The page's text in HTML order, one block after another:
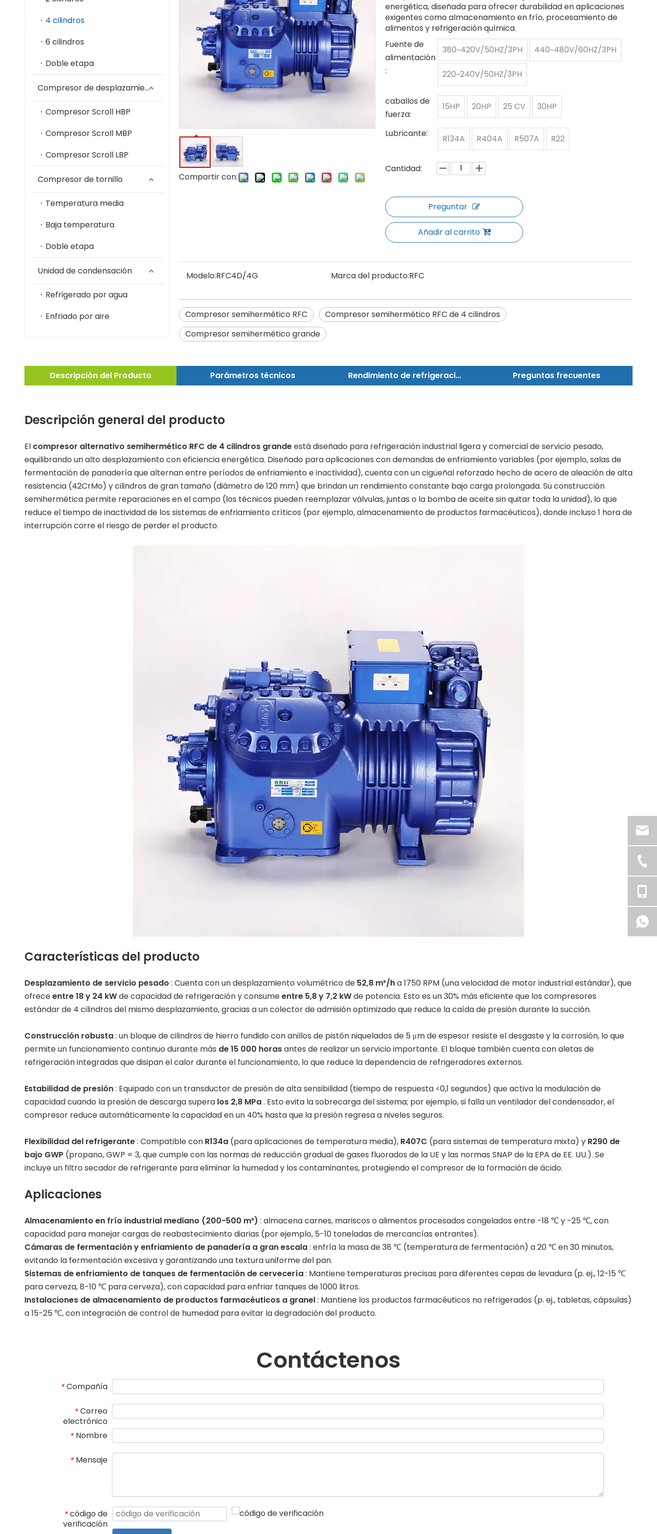
4 cilindros
6 cilindros
Doble etapa
Compresor de desplazamiento
Compresor Scroll HBP
Compresor Scroll MBP
Compresor Scroll LBP
Compresor de tornillo
Temperatura media
Baja temperatura
Doble etapa
Unidad de condensación
Refrigerado por agua
Enfriado por aire
Compartir con:
energética, diseñada para ofrecer durabilidad en aplicaciones
exigentes como almacenamiento en frío, procesamiento de
alimentos y refrigeración química.
Fuente de
alimentación
:
380~420V/50HZ/3PH 440~480V/60HZ/3PH
220~240V/50HZ/3PH
caballos de
fuerza:
15HP 20HP 25 CV 30HP
Lubricante: R134A R404A R507A R22
Cantidad:
Preguntar
Añadir al carrito
Modelo:RFC4D/4G Marca del producto:RFC
Compresor semihermético RFC
Compresor semihermético RFC de 4 cilindros
Compresor semihermético grande
Descripción del Producto Parámetros técnicos Rendimiento de refrigeración Preguntas frecuentes
Descripción general del producto
El compresor alternativo semihermético RFC de 4 cilindros grandeestá diseñado para refrigeración industrial ligera y comercial de servicio pesado,
equilibrando un alto desplazamiento con eficiencia energética. Diseñado para aplicaciones con demandas de enfriamiento variables (por ejemplo, salas de
fermentación de panadería que alternan entre períodos de enfriamiento e inactividad), cuenta con un cigüeñal reforzado hecho de acero de aleación de alta
resistencia (42CrMo) y cilindros de gran tamaño (diámetro de 120 mm) que brindan un rendimiento constante bajo carga prolongada. Su construcción
semihermética permite reparaciones en el campo (los técnicos pueden reemplazar válvulas, juntas o la bomba de aceite sin quitar toda la unidad), lo que
reduce el tiempo de inactividad de los sistemas de enfriamiento críticos (por ejemplo, almacenamiento de productos farmacéuticos), donde incluso 1 hora de
interrupción corre el riesgo de perder el producto.
Características del producto
Desplazamiento de servicio pesado : Cuenta con un desplazamiento volumétrico de 52,8 m³/ha 1750 RPM (una velocidad de motor industrial estándar), que
ofreceentre 18 y 24 kWde capacidad de refrigeración y consumeentre 5,8 y 7,2 kWde potencia. Esto es un 30% más eficiente que los compresores
estándar de 4 cilindros del mismo desplazamiento, gracias a un colector de admisión optimizado que reduce la caída de presión durante la succión.
Construcción robusta: un bloque de cilindros de hierro fundido con anillos de pistón niquelados de 5 μm de espesor resiste el desgaste y la corrosión, lo que
permite un funcionamiento continuo durante más de 15 000 horasantes de realizar un servicio importante. El bloque también cuenta con aletas de
refrigeración integradas que disipan el calor durante el funcionamiento, lo que reduce la dependencia de refrigeradores externos.
Estabilidad de presión: Equipado con un transductor de presión de alta sensibilidad (tiempo de respuesta <0,1 segundos) que activa la modulación de
capacidad cuando la presión de descarga supera los 2,8 MPa. Esto evita la sobrecarga del sistema; por ejemplo, si falla un ventilador del condensador, el
compresor reduce automáticamente la capacidad en un 40% hasta que la presión regresa a niveles seguros.
Flexibilidad del refrigerante: Compatible con R134a (para aplicaciones de temperatura media), R407C (para sistemas de temperatura mixta) y R290 de
bajo GWP (propano, GWP = 3, que cumple con las normas de reducción gradual de gases fluorados de la UE y las normas SNAP de la EPA de EE. UU.). Se
incluye un filtro secador de refrigerante para eliminar la humedad y los contaminantes, protegiendo el compresor de la formación de ácido.
Aplicaciones
Almacenamiento en frío industrial mediano (200-500 m³) : almacena carnes, mariscos o alimentos procesados ​​congelados entre -18 ℃ y -25 ℃, con
capacidad para manejar cargas de reabastecimiento diarias (por ejemplo, 5-10 toneladas de mercancías entrantes).
Cámaras de fermentación y enfriamiento de panadería a gran escala: enfría la masa de 38 ℃ (temperatura de fermentación) a 20 ℃ en 30 minutos,
evitando la fermentación excesiva y garantizando una textura uniforme del pan.
Sistemas de enfriamiento de tanques de fermentación de cervecería: Mantiene temperaturas precisas para diferentes cepas de levadura (p. ej., 12-15 ℃
para cerveza, 8-10 ℃ para cerveza), con capacidad para enfriar tanques de 1000 litros.
Instalaciones de almacenamiento de productos farmacéuticos a granel: Mantiene los productos farmacéuticos no refrigerados (p. ej., tabletas, cápsulas)
a 15-25 ℃, con integración de control de humedad para evitar la degradación del producto.
Contáctenos
* Compañía
* Correo
electrónico
* Nombre
* Mensaje
* código de
verificación